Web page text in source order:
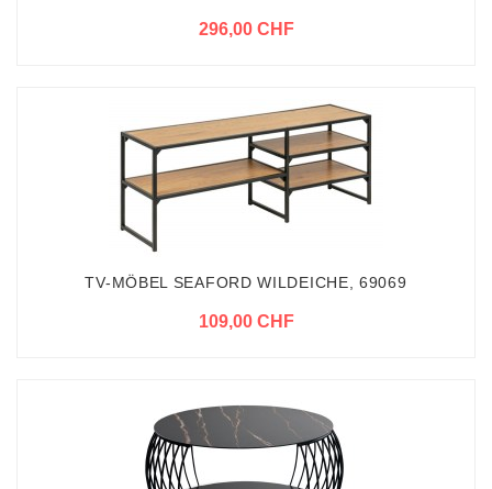
296,00 CHF
TV-MÖBEL SEAFORD WILDEICHE, 69069
109,00 CHF